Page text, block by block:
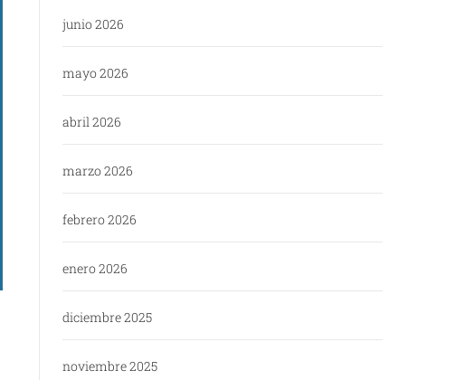
junio 2026
mayo 2026
abril 2026
marzo 2026
febrero 2026
enero 2026
diciembre 2025
noviembre 2025